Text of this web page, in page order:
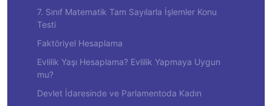
7. Sınıf Matematik Tam Sayılarla İşlemler Konu
Testi
Faktöriyel Hesaplama
Evlilik Yaşı Hesaplama? Evlilik Yapmaya Uygun
mu?
Devlet İdaresinde ve Parlamentoda Kadın